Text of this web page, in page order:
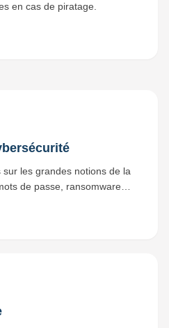
en cas de piratage.
les grandes notions de la
de passe, ransomware…